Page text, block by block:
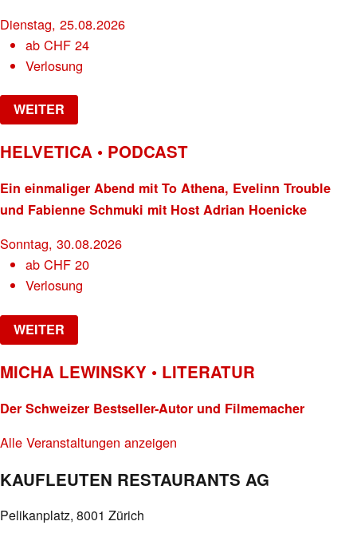
Dienstag, 25.08.2026
abCHF 24
Verlosung
WEITER
HELVETICA • PODCAST
Ein einmaliger Abend mit To Athena, Evelinn Trouble
und Fabienne Schmuki mit Host Adrian Hoenicke
Sonntag, 30.08.2026
abCHF 20
Verlosung
WEITER
MICHA LEWINSKY • LITERATUR
Der Schweizer Bestseller-Autor und Filmemacher
Alle Veranstaltungen anzeigen
KAUFLEUTEN RESTAURANTS AG
Pelikanplatz, 8001 Zürich